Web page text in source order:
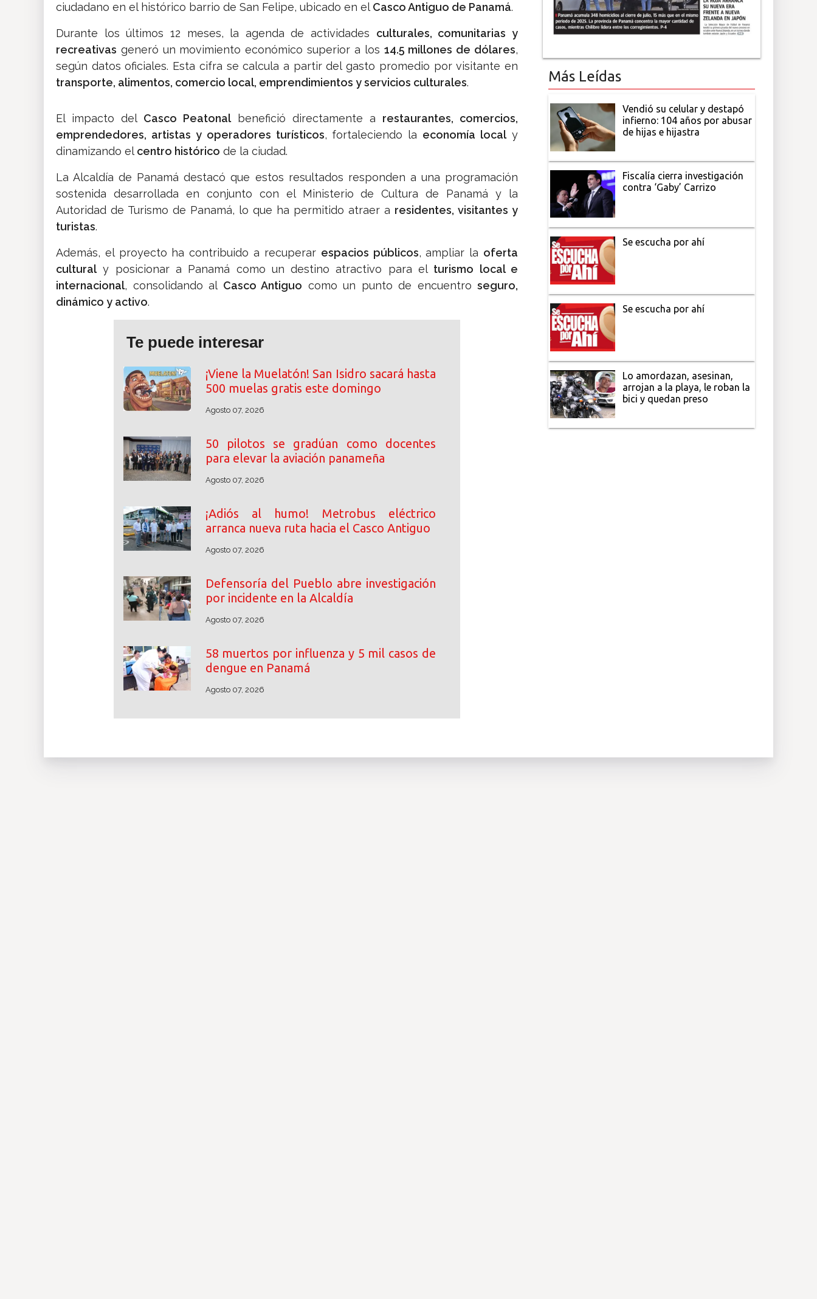
ciudadano en el histórico barrio de San Felipe, ubicado en elCasco Antiguo de Panamá.
Durante los últimos 12 meses, la agenda de actividades culturales, comunitarias y
recreativas generó un movimiento económico superior a los 14.5 millones de dólares,
según datos oficiales. Esta cifra se calcula a partir del gasto promedio por visitante en
transporte, alimentos, comercio local, emprendimientos y servicios culturales.
El impacto del Casco Peatonalbenefició directamente a restaurantes, comercios,
emprendedores, artistas y operadores turísticos, fortaleciendo la economía localy
dinamizando elcentro histórico de la ciudad.
LaAlcaldía de Panamá destacó que estos resultados responden a una programación
sostenida desarrollada en conjunto con el Ministerio de Cultura de Panamá y la
Autoridad de Turismo de Panamá, lo que ha permitido atraer a residentes, visitantes y
turistas.
Además, el proyecto ha contribuido a recuperar espacios públicos, ampliar la oferta
culturaly posicionar a Panamá como un destino atractivo para el turismo local e
internacional, consolidando al Casco Antiguo como un punto de encuentro seguro,
dinámico y activo.
Te puede interesar
¡Viene la Muelatón! San Isidro sacará hasta
500 muelas gratis este domingo
Agosto 07, 2026
50 pilotos se gradúan como docentes
para elevar la aviación panameña
Agosto 07, 2026
¡Adiós al humo! Metrobus eléctrico
arranca nueva ruta hacia el Casco Antiguo
Agosto 07, 2026
Defensoría del Pueblo abre investigación
por incidente en la Alcaldía
Agosto 07, 2026
58 muertos por influenza y 5 mil casos de
dengue en Panamá
Agosto 07, 2026
Más Leídas
Vendió su celular y destapó
infierno: 104 años por abusar
de hijas e hijastra
Fiscalía cierra investigación
contra ‘Gaby’ Carrizo
Se escucha por ahí
Se escucha por ahí
Lo amordazan, asesinan,
arrojan a la playa, le roban la
bici y quedan preso